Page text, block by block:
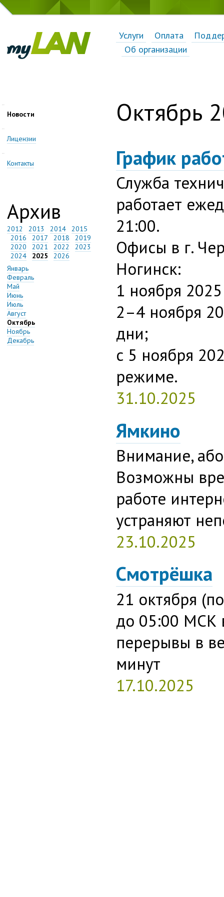
Услуги Оплата
Об организации
Новости
Лицензии
Контакты
Архив
2012 2013 2014
2015
2016
2017 2018
2019
2020
2021 2022
2023
2024
2025
2026
Январь
Февраль
Май
Июнь
Июль
Август
Октябрь
Ноябрь
Декабрь
Октябрь
График
Служба
работает
21:00.
Офисы в г.
Ногинск:
1 ноября
2–4 ноября
дни;
с 5 ноября
режиме.
31.10.2025
Ямкино
Внимание,
Возможны
работе
устраняют
23.10.2025
Смотрёшка
21 октября
до 05:00 МСК
перерывы в
минут
17.10.2025